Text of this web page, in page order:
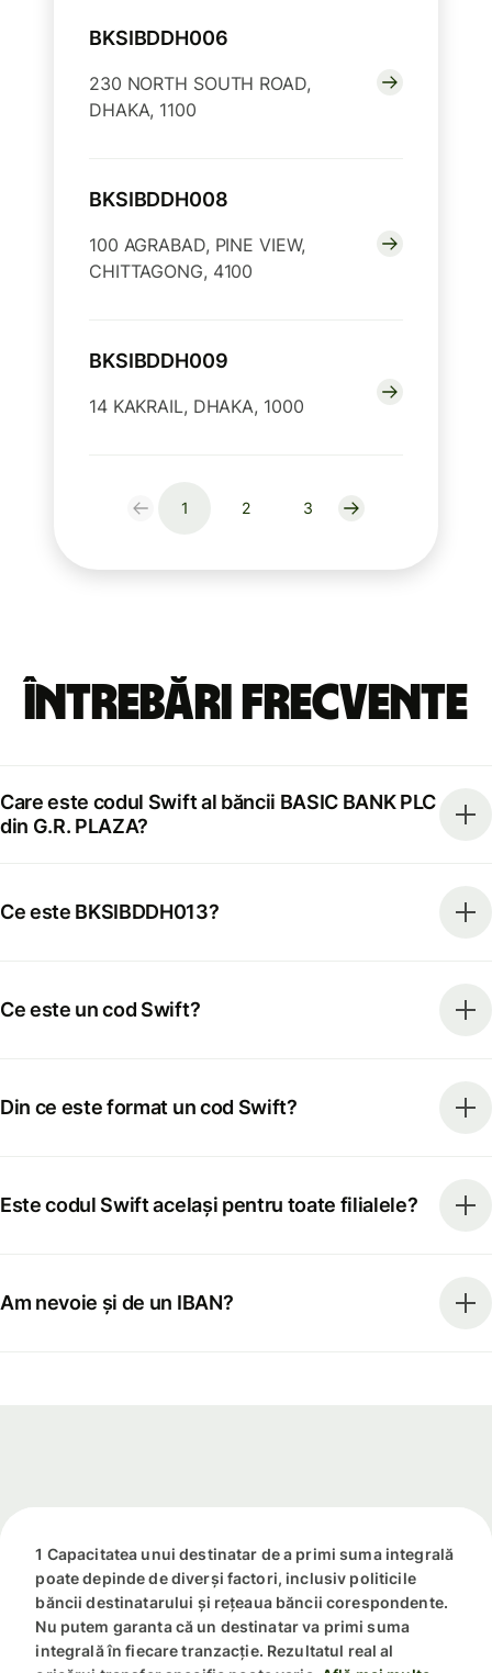
BKSIBDDH006
230 NORTH SOUTH ROAD,
DHAKA, 1100
BKSIBDDH008
100 AGRABAD, PINE VIEW,
CHITTAGONG, 4100
BKSIBDDH009
14 KAKRAIL, DHAKA, 1000
1 2 3
Întrebări frecvente
Care este codul Swift al băncii BASIC BANK PLC
din G.R. PLAZA?
Ce este BKSIBDDH013?
Ce este un cod Swift?
Din ce este format un cod Swift?
Este codul Swift același pentru toate filialele?
Am nevoie și de un IBAN?
1 Capacitatea unui destinatar de a primi suma integrală
poate depinde de diverși factori, inclusiv politicile
băncii destinatarului și rețeaua băncii corespondente.
Nu putem garanta că un destinatar va primi suma
integrală în fiecare tranzacție. Rezultatul real al